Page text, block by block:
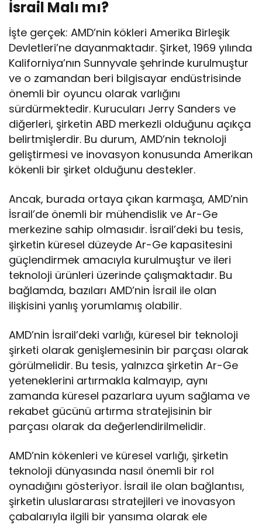
İsrail Malı mı?
İşte gerçek: AMD’nin kökleri Amerika Birleşik
Devletleri’ne dayanmaktadır. Şirket, 1969 yılında
Kaliforniya’nın Sunnyvale şehrinde kurulmuştur
ve o zamandan beri bilgisayar endüstrisinde
önemli bir oyuncu olarak varlığını
sürdürmektedir. Kurucuları Jerry Sanders ve
diğerleri, şirketin ABD merkezli olduğunu açıkça
belirtmişlerdir. Bu durum, AMD’nin teknoloji
geliştirmesi ve inovasyon konusunda Amerikan
kökenli bir şirket olduğunu destekler.
Ancak, burada ortaya çıkan karmaşa, AMD’nin
İsrail’de önemli bir mühendislik ve Ar-Ge
merkezine sahip olmasıdır. İsrail’deki bu tesis,
şirketin küresel düzeyde Ar-Ge kapasitesini
güçlendirmek amacıyla kurulmuştur ve ileri
teknoloji ürünleri üzerinde çalışmaktadır. Bu
bağlamda, bazıları AMD’nin İsrail ile olan
ilişkisini yanlış yorumlamış olabilir.
AMD’nin İsrail’deki varlığı, küresel bir teknoloji
şirketi olarak genişlemesinin bir parçası olarak
görülmelidir. Bu tesis, yalnızca şirketin Ar-Ge
yeteneklerini artırmakla kalmayıp, aynı
zamanda küresel pazarlara uyum sağlama ve
rekabet gücünü artırma stratejisinin bir
parçası olarak da değerlendirilmelidir.
AMD’nin kökenleri ve küresel varlığı, şirketin
teknoloji dünyasında nasıl önemli bir rol
oynadığını gösteriyor. İsrail ile olan bağlantısı,
şirketin uluslararası stratejileri ve inovasyon
çabalarıyla ilgili bir yansıma olarak ele